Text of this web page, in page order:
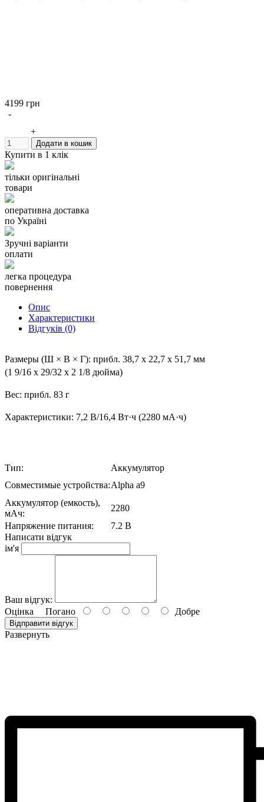
4199 грн
-
+
Додати в кошик
Купити в 1 клік
тільки оригінальні
товари
оперативна доставка
по Україні
Зручні варіанти
оплати
легка процедура
повернення
Опис
Характеристики
Відгуків (0)
Размеры (Ш × В × Г): прибл. 38,7 x 22,7 x 51,7 мм
(1 9/16 x 29/32 x 2 1/8 дюйма)
Вес: прибл. 83 г
Характеристики: 7,2 В/16,4 Вт·ч (2280 мА·ч)
Тип:
Аккумулятор
Совместимые устройства:Alpha a9
Аккумулятор (емкость),
мАч:
2280
Напряжение питания:
7.2 В
Написати відгук
ім'я
Ваш відгук:
Оцінка Погано Добре
Відправити відгук
Развернуть